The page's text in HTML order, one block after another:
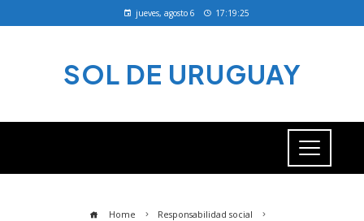
jueves, agosto 6 17:19:25
SOL DE URUGUAY
Home
Responsabilidad social